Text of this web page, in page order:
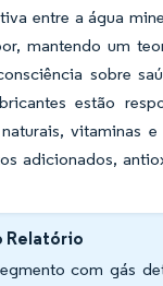
entre a água
mantendo um
sobre
estão
vitaminas
adicionados,
Relatório
com gás